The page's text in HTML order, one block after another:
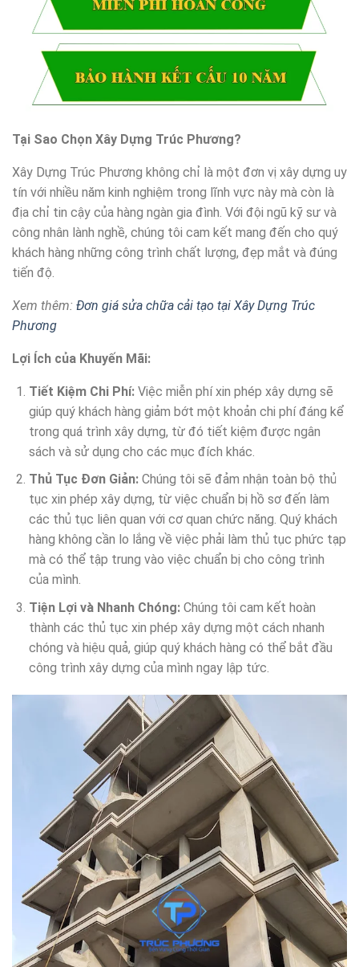
Tại Sao Chọn Xây Dựng Trúc Phương?
Xây Dựng Trúc Phương không chỉ là một đơn vị xây dựng uy
tín với nhiều năm kinh nghiệm trong lĩnh vực này mà còn là
địa chỉ tin cậy của hàng ngàn gia đình. Với đội ngũ kỹ sư và
công nhân lành nghề, chúng tôi cam kết mang đến cho quý
khách hàng những công trình chất lượng, đẹp mắt và đúng
tiến độ.
Xem thêm: Đơn giá sửa chữa cải tạo tại Xây Dựng Trúc
Phương
Lợi Ích của Khuyến Mãi:
Tiết Kiệm Chi Phí:Việc miễn phí xin phép xây dựng sẽ
giúp quý khách hàng giảm bớt một khoản chi phí đáng kể
trong quá trình xây dựng, từ đó tiết kiệm được ngân
sách và sử dụng cho các mục đích khác.
Thủ Tục Đơn Giản:Chúng tôi sẽ đảm nhận toàn bộ thủ
tục xin phép xây dựng, từ việc chuẩn bị hồ sơ đến làm
các thủ tục liên quan với cơ quan chức năng. Quý khách
hàng không cần lo lắng về việc phải làm thủ tục phức tạp
mà có thể tập trung vào việc chuẩn bị cho công trình
của mình.
Tiện Lợi và Nhanh Chóng:Chúng tôi cam kết hoàn
thành các thủ tục xin phép xây dựng một cách nhanh
chóng và hiệu quả, giúp quý khách hàng có thể bắt đầu
công trình xây dựng của mình ngay lập tức.